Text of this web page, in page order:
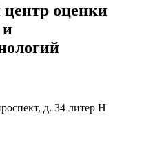
оценки
и
д. 34 литер Н